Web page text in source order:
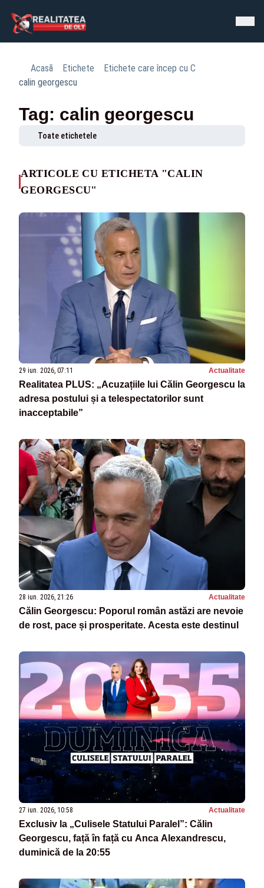
Acasă Etichete
Etichete care încep cu C
calin georgescu
Tag: calin georgescu
Toate etichetele
ARTICOLE CU ETICHETA "CALIN
GEORGESCU"
29 iun. 2026, 07:11 Actualitate
Realitatea PLUS: „Acuzațiile lui Călin Georgescu la
adresa postului și a telespectatorilor sunt
inacceptabile”
28 iun. 2026, 21:26 Actualitate
Călin Georgescu: Poporul român astăzi are nevoie
de rost, pace și prosperitate. Acesta este destinul
27 iun. 2026, 10:58 Actualitate
Exclusiv la „Culisele Statului Paralel”: Călin
Georgescu, față în față cu Anca Alexandrescu,
duminică de la 20:55